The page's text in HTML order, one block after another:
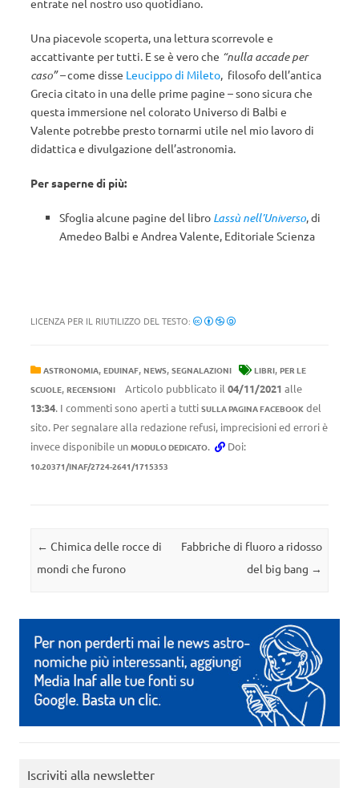
entrate nel nostro uso quotidiano.
Una piacevole scoperta, una lettura scorrevole e
accattivante per tutti. E se è vero che “nulla accade per
caso” –come disse Leucippo di Mileto, filosofo dell’antica
Grecia citato in una delle prime pagine – sono sicura che
questa immersione nel colorato Universo di Balbi e
Valente potrebbe presto tornarmi utile nel mio lavoro di
didattica e divulgazione dell’astronomia.
Per saperne di più:
Sfoglia alcune pagine del libro Lassù nell’Universo, di
Amedeo Balbi e Andrea Valente, Editoriale Scienza
LICENZA PER IL RIUTILIZZO DEL TESTO:
ASTRONOMIA, EDUINAF, NEWS, SEGNALAZIONI LIBRI, PER LE
SCUOLE, RECENSIONI Articolo pubblicato il 04/11/2021 alle
13:34. I commenti sono aperti a tutti SULLA PAGINA FACEBOOK del
sito. Per segnalare alla redazione refusi, imprecisioni ed errori è
invece disponibile un MODULO DEDICATO. Doi:
10.20371/INAF/2724-2641/1715353
Navigazione articolo
← Chimica delle rocce di
mondi che furono
Fabbriche di fluoro a ridosso
del big bang →
Iscriviti alla newsletter